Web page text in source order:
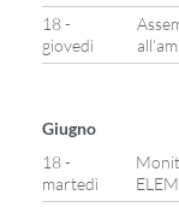
18 -
giovedì
Giugno
18 -
martedì